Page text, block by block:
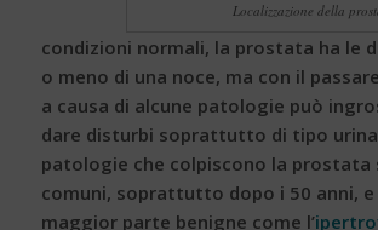
Localizzazione della
condizioni normali, la prostata ha le
o meno di una noce, ma con il
a causa di alcune patologie può
dare disturbi soprattutto di tipo
patologie che colpiscono la prostata
comuni, soprattutto dopo i 50 anni, e
maggior parte benigne come l’